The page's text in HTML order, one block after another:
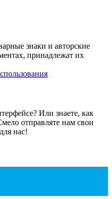
знаки и авторские
принадлежат их
Или знаете, как
отправляте нам свои
нас!